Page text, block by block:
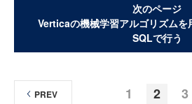
次のページ
Verticaの機械学習アルゴリズムを
SQLで行う
1 2 3
PREV